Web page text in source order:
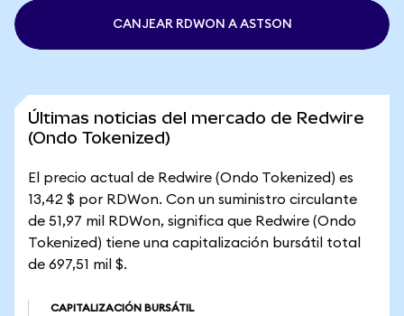
CANJEAR RDWON A ASTSON
Últimas noticias del mercado de Redwire
(Ondo Tokenized)
El precio actual de Redwire (Ondo Tokenized) es
13,42 $ por RDWon. Con un suministro circulante
de 51,97 mil RDWon, significa que Redwire (Ondo
Tokenized) tiene una capitalización bursátil total
de 697,51 mil $.
CAPITALIZACIÓN BURSÁTIL